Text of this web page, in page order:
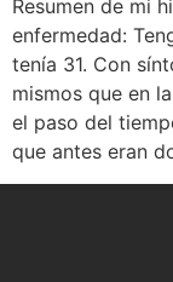
Resumen de mi
enfermedad:
tenía 31. Con
mismos que en
el paso del
que antes eran